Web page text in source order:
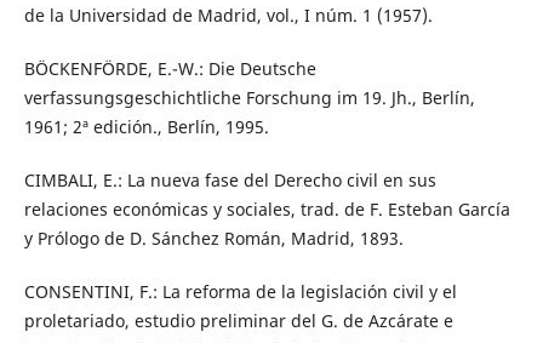
de la Universidad de Madrid, vol., I núm. 1 (1957).
BÖCKENFÖRDE, E.-W.: Die Deutsche
verfassungsgeschichtliche Forschung im 19. Jh., Berlín,
1961; 2ª edición., Berlín, 1995.
CIMBALI, E.: La nueva fase del Derecho civil en sus
relaciones económicas y sociales, trad. de F. Esteban García
y Prólogo de D. Sánchez Román, Madrid, 1893.
CONSENTINI, F.: La reforma de la legislación civil y el
proletariado, estudio preliminar del G. de Azcárate e